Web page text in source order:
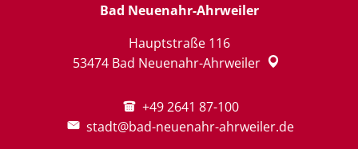
Bad Neuenahr-Ahrweiler
Hauptstraße 116
53474 Bad Neuenahr-Ahrweiler
+49 2641 87-100
stadt@bad-neuenahr-ahrweiler.de